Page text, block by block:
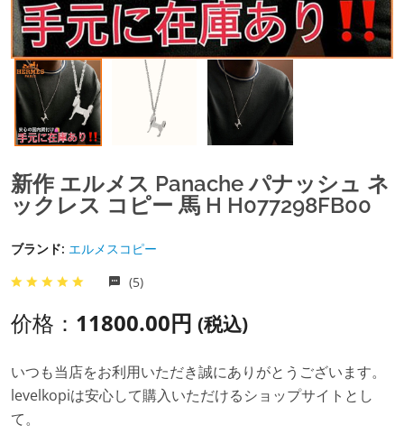
新作 エルメス Panache パナッシュ ネ
ックレス コピー 馬 H H077298FB00
ブランド: エルメスコピー
(5)
价格： 11800.00円 (税込)
いつも当店をお利用いただき誠にありがとうございます。
levelkopiは安心して購入いただけるショップサイトとし
て。